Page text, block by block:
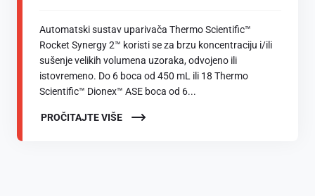
Automatski sustav uparivača Thermo Scientific™
Rocket Synergy 2™ koristi se za brzu koncentraciju i/ili
sušenje velikih volumena uzoraka, odvojeno ili
istovremeno. Do 6 boca od 450 mL ili 18 Thermo
Scientific™ Dionex™ ASE boca od 6...
PROČITAJTE VIŠE